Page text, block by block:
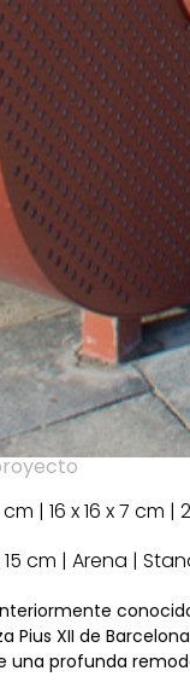
| 16 x 16 x 7 cm
15 cm | Arena |
Pius XII de
una profunda